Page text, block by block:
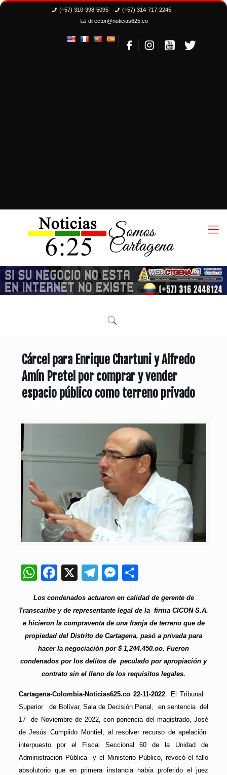
(+57) 310-398-5095
(+57) 314-717-2245
director@noticias625.co
Cárcel para Enrique Chartuni y Alfredo
Amín Pretel por comprar y vender
espacio público como terreno privado
WhatsApp
Facebook
X Telegram
Messenger
Los condenados actuaron en calidad de gerente de
Transcaribe y de representante legal de la firma CICON S.A.
e hicieron la compraventa de una franja de terreno que de
propiedad del Distrito de Cartagena, pasó a privada para
hacer la negociación por $ 1,244.450.oo. Fueron
condenados por los delitos de peculado por apropiación y
contrato sin el lleno de los requisitos legales.
Cartagena-Colombia-Noticias625.co 22-11-2022. El Tribunal
Superior de Bolívar, Sala de Decisión Penal, en sentencia del
17 de Noviembre de 2022, con ponencia del magistrado, José
de Jesús Cumplido Montiel, al resolver recurso de apelación
interpuesto por el Fiscal Seccional 60 de la Unidad de
Administración Pública y el Ministerio Público, revocó el fallo
absolutorio que en primera instancia había proferido el juez